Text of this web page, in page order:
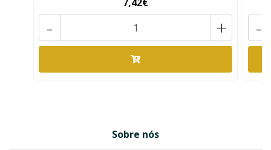
+
- -
Sobre nós